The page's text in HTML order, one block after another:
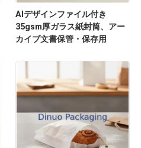
AIデザインファイル付き
35gsm厚ガラス紙封筒、アー
カイブ文書保管・保存用